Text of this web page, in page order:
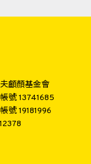
顱顏基金會
號 13741685
號 19181996